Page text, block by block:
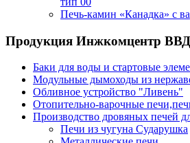
Печь-камин «Канадка» с
Продукция Инжкомцентр ВВД
Баки для воды и стартовые
Модульные дымоходы из
Обливное устройство "Ливень"
Отопительно-варочные
Производство дровяных печей
Печи из чугуна Сударушка